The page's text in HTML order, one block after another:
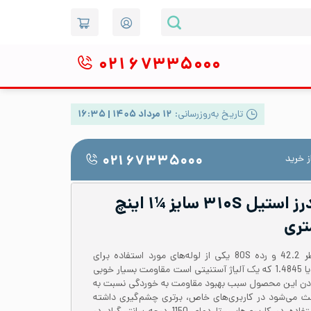
۰۲۱ ۶۷۳۳۵۰۰۰
تاریخ به‌روزرسانی: ۱۲ مرداد ۱۴۰۵ | ۱۶:۳۵
خرید ۰۲۱ ۶۷۳۳۵۰۰۰
لوله صنعتی بدون درز استیل ۳۱۰S سایز ¼۱ اینچ
لوله استیل 310 بدون درز با قطر 42.2 و رده 80S یکی از لوله‌های مورد استفاده برای
کاربردهای دما بالاست. ااین آلیاژ یا 1.4845 که یک آلیاژ آستنیتی است مقاومت بسیار خوبی
این محصول سبب بهبود مقاومت به خوردگی نسبت به
می‌شود در کاربری‌های خاص، برتری چشم‌گیری داشته